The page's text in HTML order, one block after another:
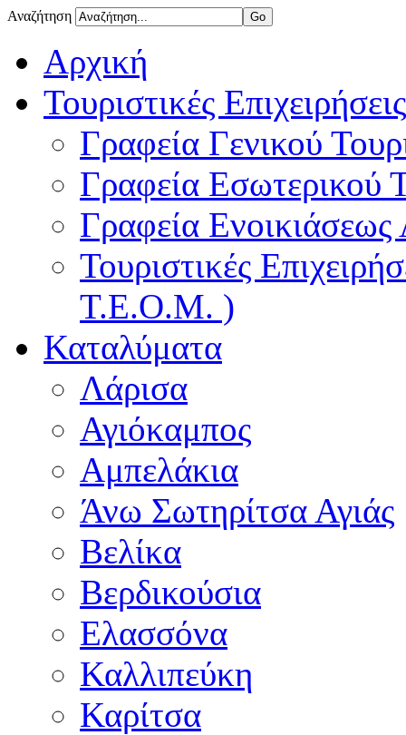
Αναζήτηση
Αρχική
Τουριστικές Επιχειρήσεις
Γραφεία Γενικού
Γραφεία Εσωτερικού
Γραφεία
Τουριστικές
Τ.Ε.Ο.Μ. )
Καταλύματα
Λάρισα
Αγιόκαμπος
Αμπελάκια
Άνω Σωτηρίτσα Αγιάς
Βελίκα
Βερδικούσια
Ελασσόνα
Καλλιπεύκη
Καρίτσα